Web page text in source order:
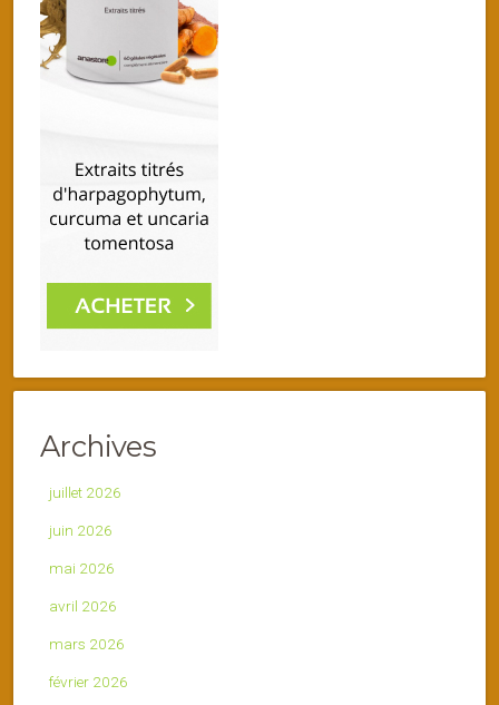
Archives
juillet 2026
juin 2026
mai 2026
avril 2026
mars 2026
février 2026